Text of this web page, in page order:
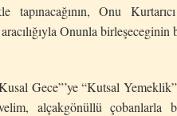
tapınacağının, Onu
Onunla birleşeceginin
Gece”’ye “Kutsal
alçakgönüllü